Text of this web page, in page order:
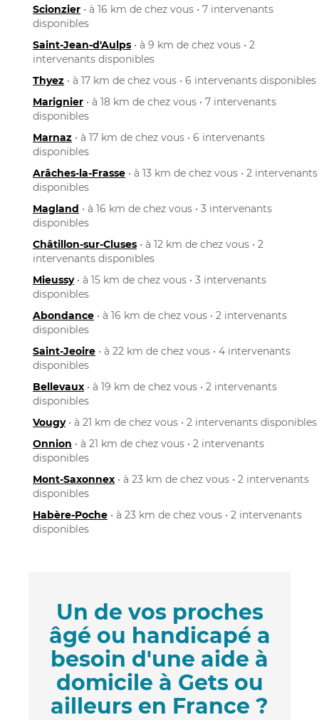
Scionzier • à 16 km de chez vous • 7 intervenants
disponibles
Saint-Jean-d'Aulps • à 9 km de chez vous • 2
intervenants disponibles
Thyez • à 17 km de chez vous • 6 intervenants disponibles
Marignier • à 18 km de chez vous • 7 intervenants
disponibles
Marnaz • à 17 km de chez vous • 6 intervenants
disponibles
Arâches-la-Frasse • à 13 km de chez vous • 2 intervenants
disponibles
Magland • à 16 km de chez vous • 3 intervenants
disponibles
Châtillon-sur-Cluses • à 12 km de chez vous • 2
intervenants disponibles
Mieussy• à 15 km de chez vous • 3 intervenants
disponibles
Abondance • à 16 km de chez vous • 2 intervenants
disponibles
Saint-Jeoire • à 22 km de chez vous • 4 intervenants
disponibles
Bellevaux • à 19 km de chez vous • 2 intervenants
disponibles
Vougy• à 21 km de chez vous • 2 intervenants disponibles
Onnion • à 21 km de chez vous • 2 intervenants
disponibles
Mont-Saxonnex • à 23 km de chez vous • 2 intervenants
disponibles
Habère-Poche • à 23 km de chez vous • 2 intervenants
disponibles
Un de vos proches
âgé ou handicapé a
besoin d'une aide à
domicile à Gets ou
ailleurs en France ?